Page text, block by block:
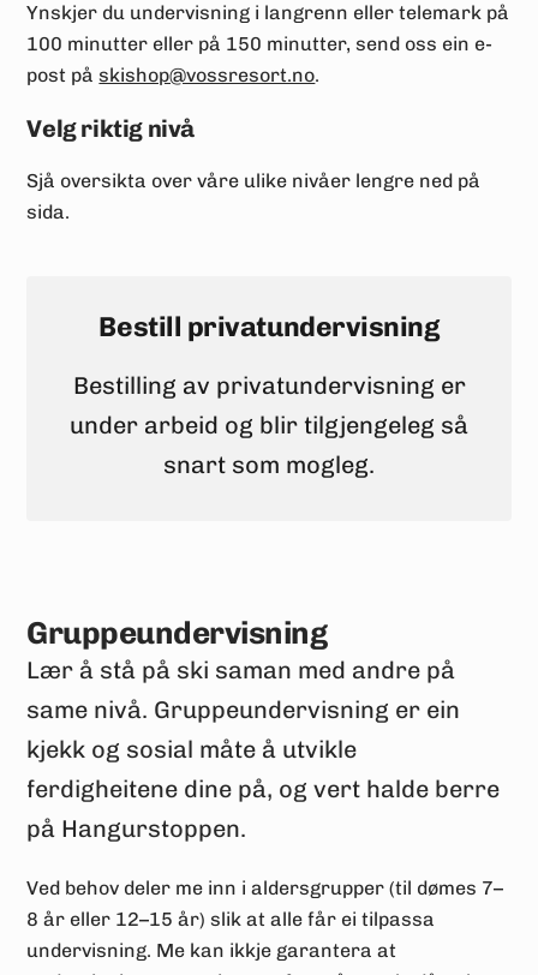
Ynskjer du undervisning i langrenn eller telemark på
100 minutter eller på 150 minutter, send oss ein e-
post påskishop@vossresort.no.
Velg riktig nivå
Sjå oversikta over våre ulike nivåer lengre ned på
sida.
Bestill privatundervisning
Bestilling av privatundervisning er
under arbeid og blir tilgjengeleg så
snart som mogleg.
Gruppeundervisning
Lær å stå på ski saman med andre på
same nivå. Gruppeundervisning er ein
kjekk og sosial måte å utvikle
ferdigheitene dine på, og vert halde berre
på Hangurstoppen.
Ved behov deler me inn i aldersgrupper (til dømes 7–
8 år eller 12–15 år) slik at alle får ei tilpassa
undervisning. Me kan ikkje garantera at